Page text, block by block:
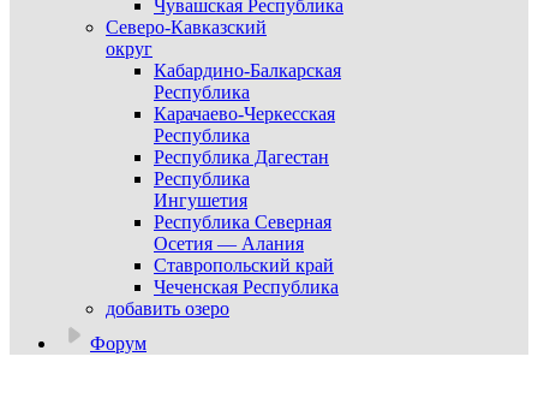
Чувашская Республика
Северо-Кавказский
округ
Кабардино-Балкарская
Республика
Карачаево-Черкесская
Республика
Республика Дагестан
Республика
Ингушетия
Республика Северная
Осетия — Алания
Ставропольский край
Чеченская Республика
добавить озеро
Форум